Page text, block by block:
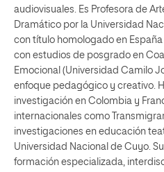
audiovisuales. Es Profesora de
Dramático por la Universidad
con título homologado en España
con estudios de posgrado en
Emocional (Universidad Camilo
enfoque pedagógico y creativo.
investigación en Colombia y
internacionales como
investigaciones en educación
Universidad Nacional de Cuyo.
formación especializada,